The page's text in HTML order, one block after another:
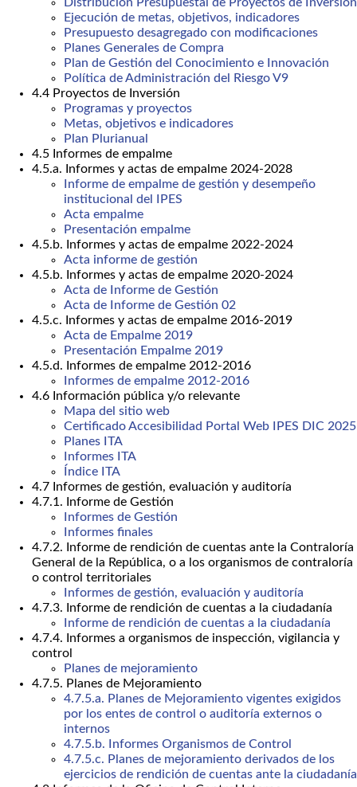
Ejecución de metas, objetivos, indicadores
Presupuesto desagregado con modificaciones
Planes Generales de Compra
Plan de Gestión del Conocimiento e Innovación
Política de Administración del Riesgo V9
4.4 Proyectos de Inversión
Programas y proyectos
Metas, objetivos e indicadores
Plan Plurianual
4.5 Informes de empalme
4.5.a. Informes y actas de empalme 2024-2028
Informe de empalme de gestión y desempeño
institucional del IPES
Acta empalme
Presentación empalme
4.5.b. Informes y actas de empalme 2022-2024
Acta informe de gestión
4.5.b. Informes y actas de empalme 2020-2024
Acta de Informe de Gestión
Acta de Informe de Gestión 02
4.5.c. Informes y actas de empalme 2016-2019
Acta de Empalme 2019
Presentación Empalme 2019
4.5.d. Informes de empalme 2012-2016
Informes de empalme 2012-2016
4.6 Información pública y/o relevante
Mapa del sitio web
Certificado Accesibilidad Portal Web IPES DIC 2025
Planes ITA
Informes ITA
Índice ITA
4.7 Informes de gestión, evaluación y auditoría
4.7.1. Informe de Gestión
Informes de Gestión
Informes finales
4.7.2. Informe de rendición de cuentas ante la Contraloría
General de la República, o a los organismos de contraloría
o control territoriales
Informes de gestión, evaluación y auditoría
4.7.3. Informe de rendición de cuentas a la ciudadanía
Informe de rendición de cuentas a la ciudadanía
4.7.4. Informes a organismos de inspección, vigilancia y
control
Planes de mejoramiento
4.7.5. Planes de Mejoramiento
4.7.5.a. Planes de Mejoramiento vigentes exigidos
por los entes de control o auditoría externos o
internos
4.7.5.b. Informes Organismos de Control
4.7.5.c. Planes de mejoramiento derivados de los
ejercicios de rendición de cuentas ante la ciudadanía